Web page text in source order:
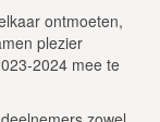
ontmoeten,
plezier
2024 mee te